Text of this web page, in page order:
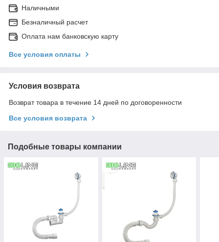
Наличными
Безналичный расчет
Оплата нам банковскую карту
Все условия оплаты
Условия возврата
Возврат товара в течение 14 дней по договоренности
Все условия возврата
Подобные товары компании